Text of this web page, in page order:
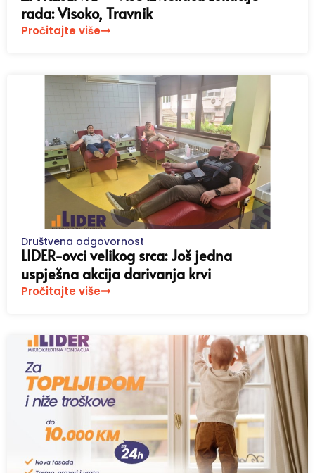
rada: Visoko, Travnik
Pročitajte više
Društvena odgovornost
LIDER-ovci velikog srca: Još jedna
uspješna akcija darivanja krvi
Pročitajte više